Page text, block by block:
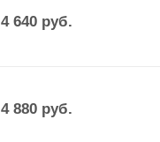
4 640руб.
4 880руб.